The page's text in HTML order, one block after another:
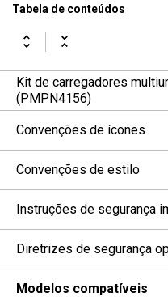
Tabela de conteúdos
Kit de carregadores
(PMPN4156)
Convenções de ícones
Convenções de estilo
Instruções de segurança
Diretrizes de segurança
Modelos compatíveis